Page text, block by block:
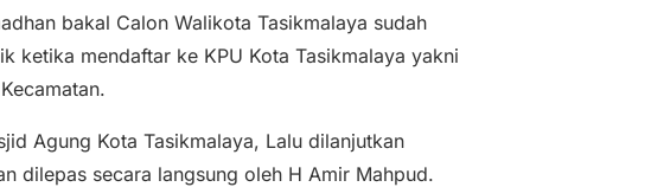
bakal Calon Walikota Tasikmalaya sudah
ketika mendaftar ke KPU Kota Tasikmalaya yakni
Agung Kota Tasikmalaya, Lalu dilanjutkan
dilepas secara langsung oleh H Amir Mahpud.